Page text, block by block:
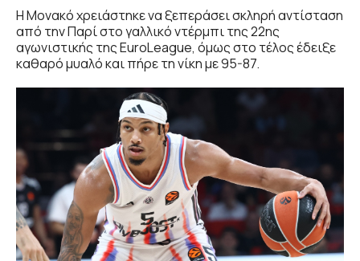
Η Μονακό χρειάστηκε να ξεπεράσει σκληρή αντίσταση
από την Παρί στο γαλλικό ντέρμπι της 22ης
αγωνιστικής της EuroLeague, όμως στο τέλος έδειξε
καθαρό μυαλό και πήρε τη νίκη με 95-87.